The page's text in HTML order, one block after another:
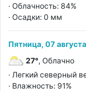
· Облачность: 84%
· Осадки: 0 мм
Пятница, 07
27°, Облачно
· Легкий северный
· Влажность: 91%